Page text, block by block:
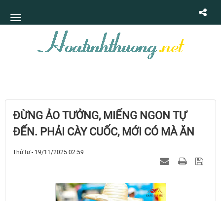
ĐỪNG ẢO TƯỞNG, MIẾNG NGON TỰ
ĐẾN. PHẢI CÀY CUỐC, MỚI CÓ MÀ ĂN
Thứ tư - 19/11/2025 02:59